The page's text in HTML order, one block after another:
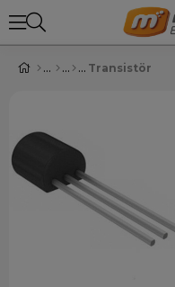
Transistör